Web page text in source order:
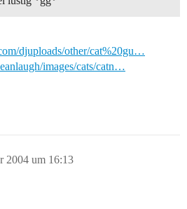
djuploads/other/cat%20gu…
images/cats/catn…
2004 um 16:13